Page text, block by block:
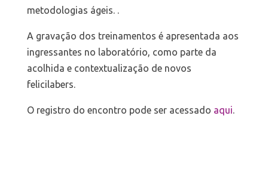
metodologias ágeis. .
A gravação dos treinamentos é apresentada aos
ingressantes no laboratório, como parte da
acolhida e contextualização de novos
felicilabers.
O registro do encontro pode ser acessado aqui.